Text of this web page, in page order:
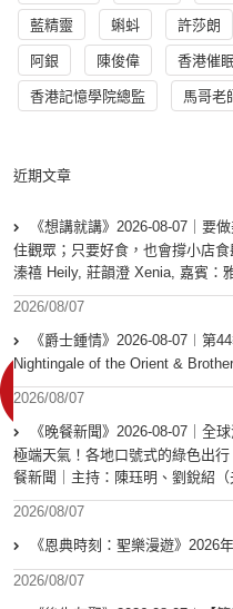
藍精靈 蝌蚪 許莎朗
阿銀 陳俊偉 香港催
香港記憶學院總監 馬哥老
近期文章
《想講就講》2026-08-07｜要
住觀眾；只要好食，也會撐小店
溱禧 Heily, 莊韻澄 Xenia, 嘉賓：
2026/08/07
《爵士鍾情》2026-08-07︱第
Nightingale of the Orient &
2026/08/07
《晚餐新聞》2026-08-07｜全
極端天氣！各地口號式的綠色出
餐新聞｜主持：陳珏明、劉銳紹（
2026/08/07
《恩典時刻：聖樂漫遊》2026
2026/08/07